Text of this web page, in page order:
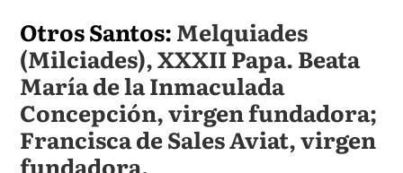
Otros Santos:Melquiades
(Milciades), XXXII Papa. Beata
María de la Inmaculada
Concepción, virgen fundadora;
Francisca de Sales Aviat, virgen
fundadora.